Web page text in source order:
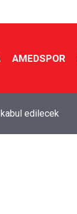
AMEDSPOR
kabul edilecek